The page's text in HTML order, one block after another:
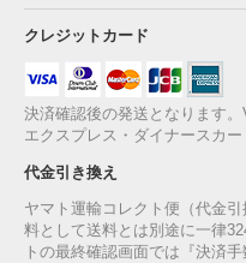
クレジットカード
決済確認後の発送となります
エクスプレス・ダイナースカー
代金引き換え
ヤマト運輸コレクト便（代金
料として送料とは別途に一律
トの最終確認画面では『決済